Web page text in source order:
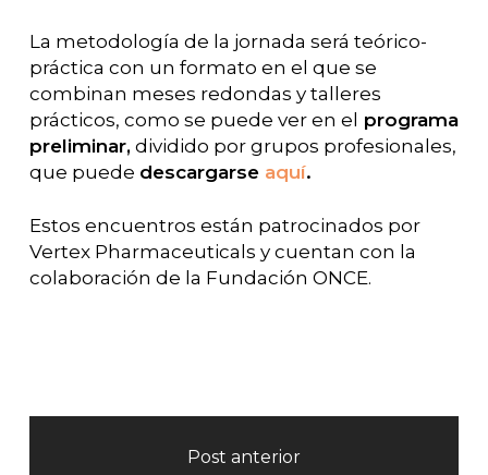
La metodología de la jornada será teórico-
práctica con un formato en el que se
combinan meses redondas y talleres
prácticos, como se puede ver en el programa
preliminar,dividido por grupos profesionales,
que puede descargarse aquí.
Estos encuentros están patrocinados por
Vertex Pharmaceuticals y cuentan con la
colaboración de la Fundación ONCE.
Post anterior